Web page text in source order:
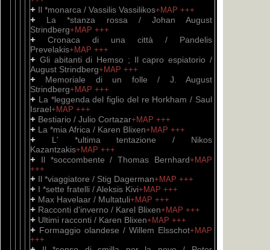
+ Il *monarca / Vassilis Vassilikos+MAP +++
+ La *stanza rossa / Johan August
Strindberg+MAP +++
+ Cronaca di una città / Pandelis
Prevelakis+MAP +++
+ Gli abitanti di Hemso ; Il capro espiatorio /
August Strindberg+MAP +++
+ Memoriale di un folle / J. August
Strindberg+MAP +++
+ La *leggenda del figlio del re Horkham / Saul
Israel+MAP +++
+ Bestiario / Julio Cortazar+MAP +++
+ La *mia Africa / Karen Blixen+MAP +++
+
L' *ultima tentazione / Nikos
Kazantzakis+MAP +++
+ Il *soccombente / Thomas Bernhard+MAP
+++
+ Il *viaggiatore / Stig Dagerman+MAP +++
+ I *sette fratelli / Aleksis Kivi+MAP +++
+ Max Havelaar / Multatuli+MAP +++
+ Racconti d'inverno / Karel Blixen+MAP +++
+ Ultimi racconti / Karen Blixen+MAP +++
+ Formaggio olandese / Willem Elsschot+MAP
+++